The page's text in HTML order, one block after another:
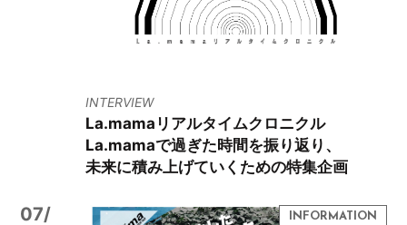
INTERVIEW
La.mamaリアルタイムクロニクル
La.mamaで過ぎた時間を振り返り、
未来に積み上げていくための特集企画
07/